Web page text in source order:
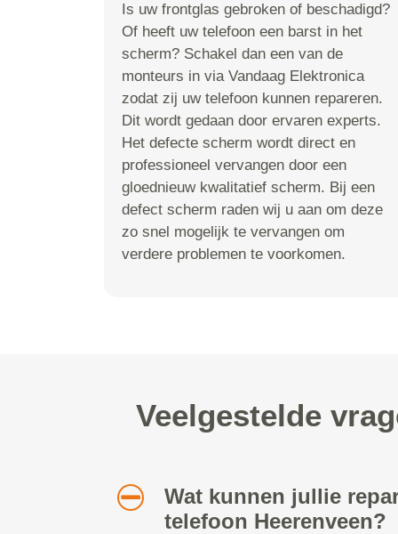
Is uw frontglas gebroken of beschadigd?
Of heeft uw telefoon een barst in het
scherm? Schakel dan een van de
monteurs in via Vandaag Elektronica
zodat zij uw telefoon kunnen repareren.
Dit wordt gedaan door ervaren experts.
Het defecte scherm wordt direct en
professioneel vervangen door een
gloednieuw kwalitatief scherm. Bij een
defect scherm raden wij u aan om deze
zo snel mogelijk te vervangen om
verdere problemen te voorkomen.
Veelgestelde
Wat kunnen jullie
telefoon Heerenveen?